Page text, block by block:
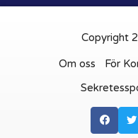
Copyright
Om oss För